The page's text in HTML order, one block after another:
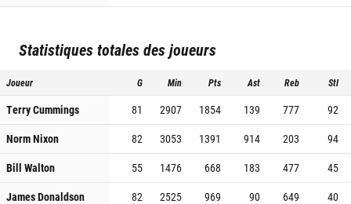
Statistiques totales des joueurs
Joueur G Min Pts Ast Reb Stl
Terry Cummings 81 2907 1854 139 777
92
Norm Nixon
82 3053 1391 914 203
94
Bill Walton
55 1476 668 183 477
45
James Donaldson
82 2525 969 90 649
40